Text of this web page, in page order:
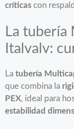
críticas con
La tubería
Italvalv:
La tubería
que combina la
PEX, ideal para
estabilidad